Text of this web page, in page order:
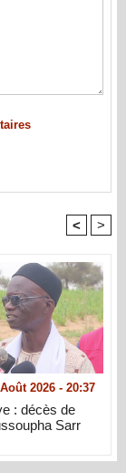
< >
2026 - 20:37
: décès de
Sarr